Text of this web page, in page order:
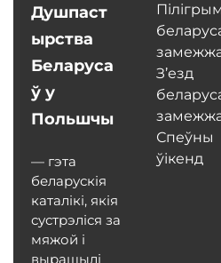
Душпаст
ырства
Беларуса
ў у
Польшчы
— гэта
беларускія
каталікі, якія
сустрэліся за
мяжой і
вырашылі
З’езд
Спеўны
ўікенд